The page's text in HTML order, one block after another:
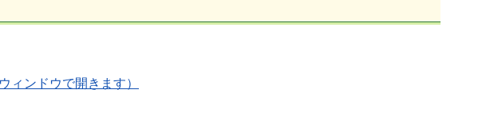
ィンドウで開きます）